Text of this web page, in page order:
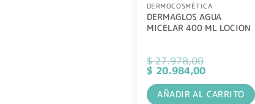
DERMOCOSMÉTICA
DERMAGLOS AGUA
MICELAR 400 ML LOCION
$27.978,00
El
precio
original
era:
$ 20.984,00El
precio
actual
es:
AÑADIR AL CARRITO